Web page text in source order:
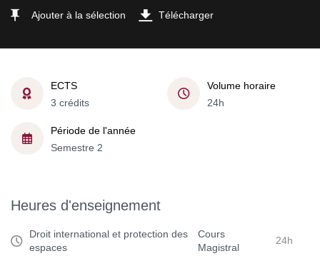
Ajouter à la sélection Télécharger
ECTS
3 crédits
Volume horaire
24h
Période de l'année
Semestre 2
Heures d'enseignement
Droit international et protection des
espaces
Cours
Magistral
24h